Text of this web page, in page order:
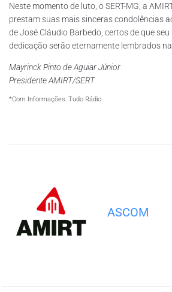
Neste momento de luto, o SERT-MG, a
prestam suas mais sinceras condolências
de José Cláudio Barbedo, certos de que
dedicação serão eternamente lembrados
Mayrinck Pinto de Aguiar Júnior
Presidente AMIRT/SERT
*Com Informações: Tudo Rádio
ASCOM